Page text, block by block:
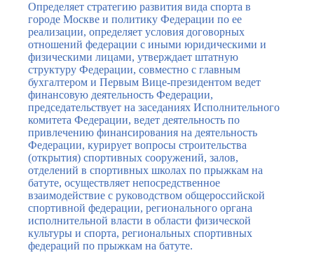
Определяет стратегию развития вида спорта в
городе Москве и политику Федерации по ее
реализации, определяет условия договорных
отношений федерации с иными юридическими и
физическими лицами, утверждает штатную
структуру Федерации, совместно с главным
бухгалтером и Первым Вице-президентом ведет
финансовую деятельность Федерации,
председательствует на заседаниях Исполнительного
комитета Федерации, ведет деятельность по
привлечению финансирования на деятельность
Федерации, курирует вопросы строительства
(открытия) спортивных сооружений, залов,
отделений в спортивных школах по прыжкам на
батуте, осуществляет непосредственное
взаимодействие с руководством общероссийской
спортивной федерации, регионального органа
исполнительной власти в области физической
культуры и спорта, региональных спортивных
федераций по прыжкам на батуте.